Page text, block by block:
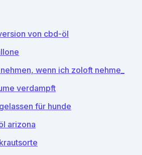
von cbd-öl
wenn ich zoloft nehme_
verdampft
für hunde
arizona